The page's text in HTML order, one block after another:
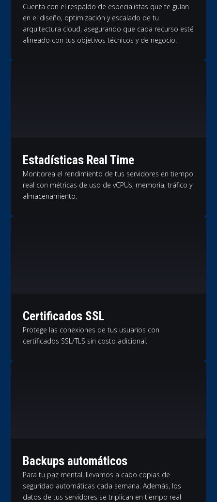
Cuenta con el respaldo de especialistas que te guían
en el diseño, optimización y escalado de tu
arquitectura cloud, asegurando que cada recurso esté
alineado con tus objetivos técnicos y de negocio.
Estadísticas Real Time
Monitorea el rendimiento de tus servidores en tiempo
real con métricas de uso de vCPUs, memoria, tráfico y
almacenamiento.
Certificados SSL
Protege las conexiones de tus usuarios con
certificados SSL/TLS sin costo adicional.
Backups automáticos
Para tu paz mental, llevamos a cabo copias de
seguridad automáticas cada semana. Además, los
datos de tus servidores se triplican en tiempo real